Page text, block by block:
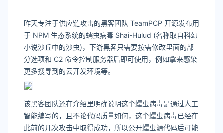
昨天专注于供应链攻击的黑客团队 TeamPCP 开源发布用
于 NPM 生态系统的蠕虫病毒 Shai-Hulud (名称取自科幻
小说沙丘中的沙虫)，下游黑客只需要按需修改里面的部
分选项和 C2 命令控制服务器后即可使用，例如拿来感染
更多搜寻到的云开发环境等。
该黑客团队还在介绍里明确说明这个蠕虫病毒是通过人工
智能编写的，且不论代码质量如何，这个蠕虫病毒已经在
此前的几次攻击中取得成功，所以公开蠕虫源代码后可能